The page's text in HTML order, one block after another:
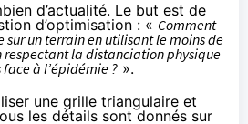
d’actualité. Le but est de
d’optimisation : « Comment
sur un terrain en utilisant le moins de
respectant la distanciation physique
à l’épidémie ? ».
une grille triangulaire et
les détails sont donnés sur